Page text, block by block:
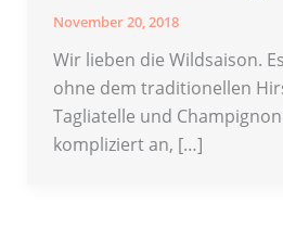
November 20, 2018
Wir lieben die Wildsaison.
ohne dem traditionellen
Tagliatelle und
kompliziert an, […]